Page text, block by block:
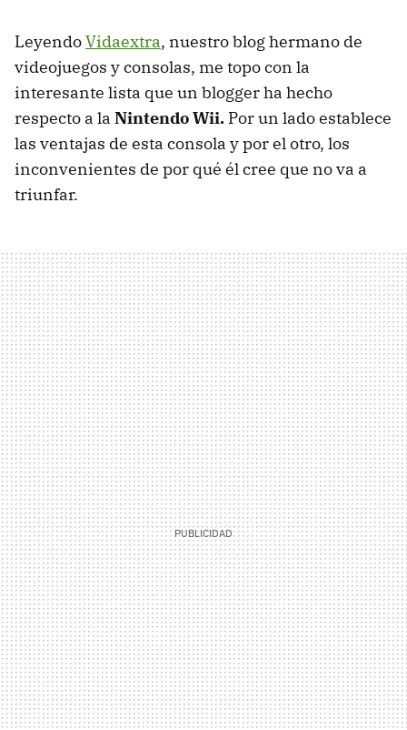
LeyendoVidaextra, nuestro blog hermano de
videojuegos y consolas, me topo con la
interesante lista que un blogger ha hecho
respecto a la Nintendo Wii. Por un lado establece
las ventajas de esta consola y por el otro, los
inconvenientes de por qué él cree que no va a
triunfar.